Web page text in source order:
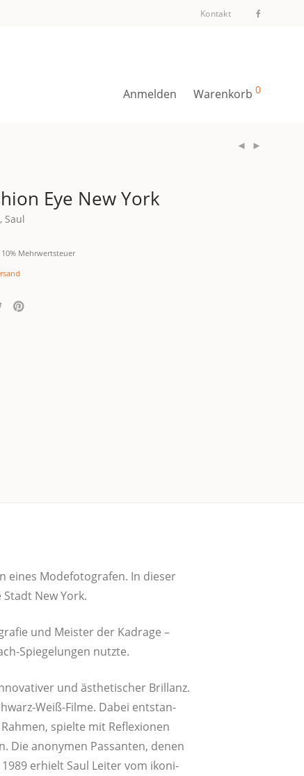
Kontakt
Anmelden Warenkorb 0
Eye New York
Saul
Mehrwertsteuer
eines Mode­fo­to­gra­fen. In die­ser
New York.
und Meis­ter der Kadra­ge –
Spie­ge­lun­gen nutzte.
und ästhe­ti­scher Bril­lanz.
Weiß-Fil­me. Dabei ent­stan­
spiel­te mit Refle­xio­nen
Die anony­men Pas­san­ten, denen
erhielt Saul Lei­ter vom iko­ni­